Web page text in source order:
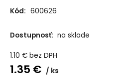
Kód: 600626
Dostupnosť: na sklade
1.10 € bez DPH
1.35 € ks